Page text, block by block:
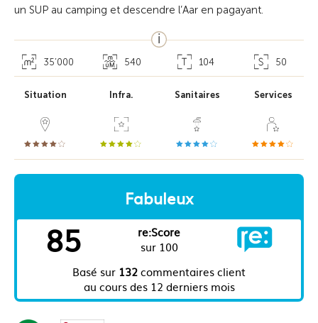
un SUP au camping et descendre l’Aar en pagayant.
35’000 540 104 50
Situation Infra. Sanitaires Services